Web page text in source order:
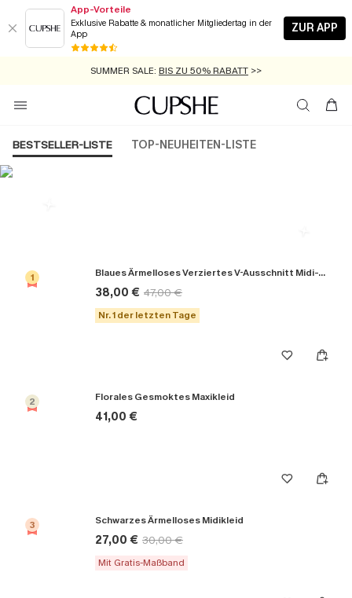
App-Vorteile
Exklusive Rabatte & monatlicher Mitgliedertag in der
App
ZUR APP
GRATIS MASSBAND MIT JEDEM SCHNELLVERSAND-ARTIKEL >>
SUMMER SALE: BIS ZU 50% RABATT >>
ZUM NEWSLETTER:BIS ZU -20% EXTRA ERHALTEN
KOSTENLOSER VERSAND AB 89 €
BESTSELLER-LISTE TOP-NEUHEITEN-LISTE
1 Blaues Ärmelloses Verziertes V-Ausschnitt Midi-Trägerkleid
38,00 € 47,00 €
Nr. 1 der letzten Tage
2 Florales Gesmoktes Maxikleid
41,00 €
3 Schwarzes Ärmelloses Midikleid
27,00 € 30,00 €
Mit Gratis-Maßband